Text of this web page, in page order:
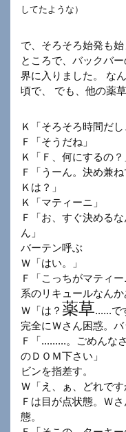
してたような）
で、そろそろ始発も
ところで、バックバ
界に入りました。 な
頃で、 でも、他の薬
Ｋ「そろそろ時間だ
Ｆ「そうだね」
Ｋ「Ｆ、何にするの？
Ｆ「うーん。決め兼
Ｋは？」
Ｋ「マティーニ」
Ｆ「お、すぐ決める
ん」
バーテン呼ぶ
Ｗ「はい。」
Ｆ「こっちがマティ
系のリキュールなんか
Ｗ「は？ 薬草......で
完全にＷさん困惑。バ
Ｆ「.........。ごめんな
のＤＯＭ下さい」
ビンを指差す。
Ｗ「え、ぁ、どれです
Ｆは目が点状態。Ｗ
態。